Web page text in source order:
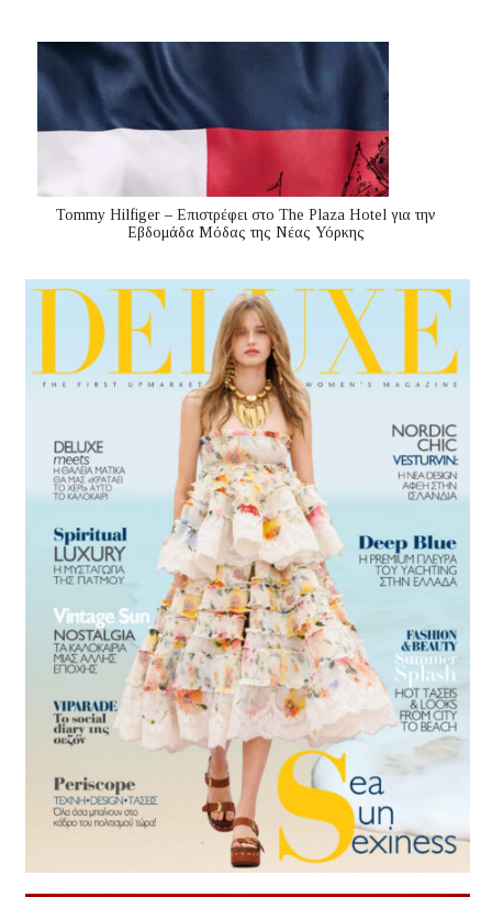
Tommy Hilfiger – Επιστρέφει στο The Plaza Hotel για την
Εβδομάδα Μόδας της Νέας Υόρκης